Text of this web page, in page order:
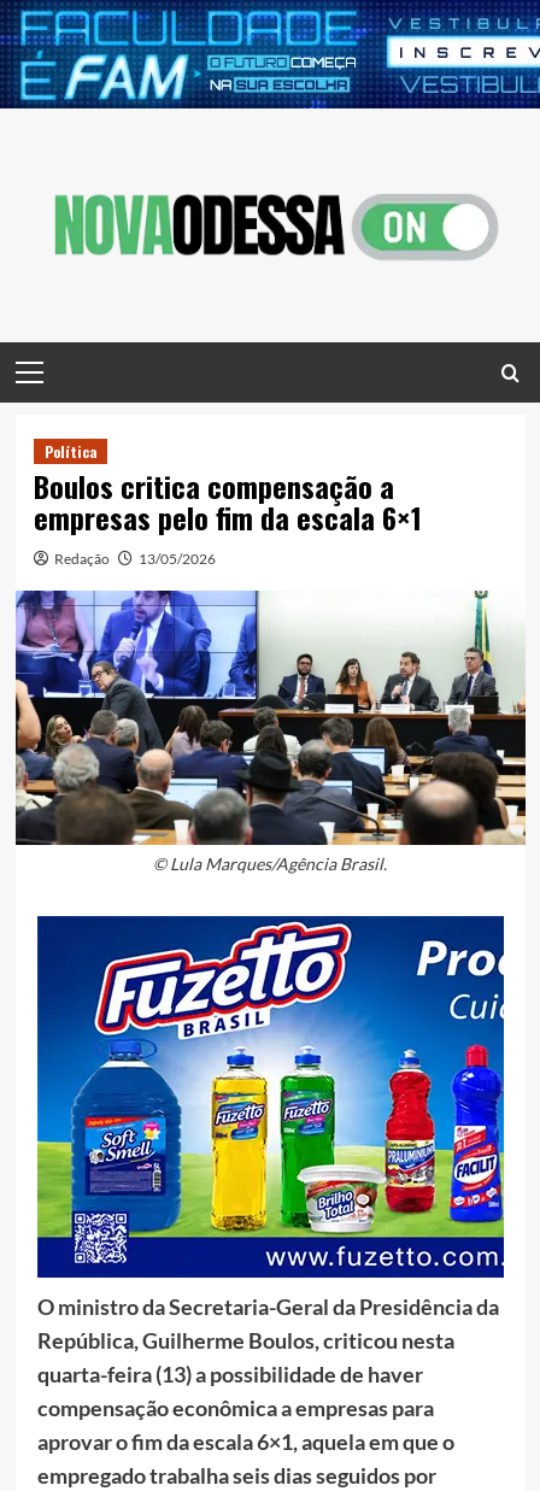
Menu
Política
Boulos critica compensação a
empresas pelo fim da escala 6×1
Redação 13/05/2026
© Lula Marques/Agência Brasil.
O ministro da Secretaria-Geral da Presidência da
República, Guilherme Boulos, criticou nesta
quarta-feira (13) a possibilidade de haver
compensação econômica a empresas para
aprovar o fim da escala 6×1, aquela em que o
empregado trabalha seis dias seguidos por